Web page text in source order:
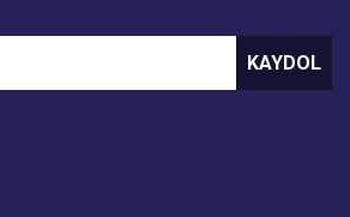
KAYDOL